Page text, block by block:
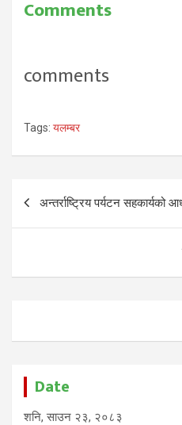
Comments
comments
Tags: यलम्बर
Post
navigation
अन्तर्राष्ट्रिय पर्यटन सहकार्यको
Date
शनि, साउन २३, २०८३